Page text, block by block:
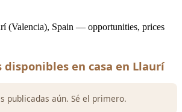
(Valencia), Spain — opportunities, prices
disponibles en casa en Llaurí
publicadas aún. Sé el primero.